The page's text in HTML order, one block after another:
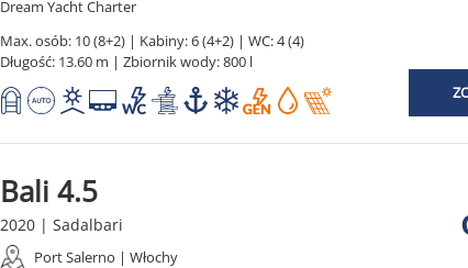
Dream Yacht Charter
Max. osób: 10 (8+2) | Kabiny: 6 (4+2) | WC: 4 (4)
Długość: 13.60 m | Zbiornik wody: 800 l
Bali 4.5
2020 | Sadalbari
Port Salerno | Włochy